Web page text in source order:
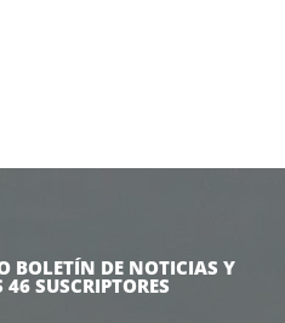
BOLETÍN DE NOTICIAS Y
SUSCRIPTORES